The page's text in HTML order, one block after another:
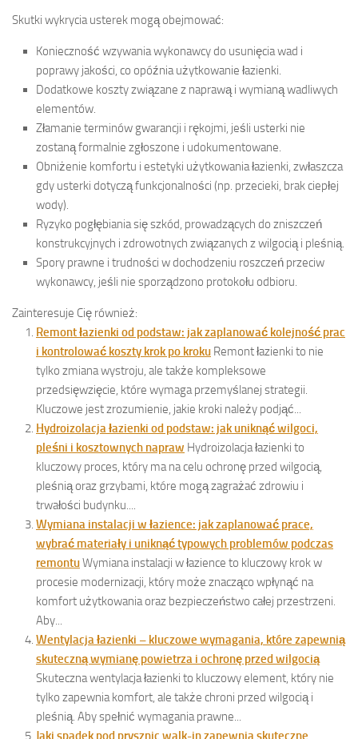
Skutki wykrycia usterek mogą obejmować:
Konieczność wzywania wykonawcy do usunięcia wad i
poprawy jakości, co opóźnia użytkowanie łazienki.
Dodatkowe koszty związane z naprawą i wymianą wadliwych
elementów.
Złamanie terminów gwarancji i rękojmi, jeśli usterki nie
zostaną formalnie zgłoszone i udokumentowane.
Obniżenie komfortu i estetyki użytkowania łazienki, zwłaszcza
gdy usterki dotyczą funkcjonalności (np. przecieki, brak ciepłej
wody).
Ryzyko pogłębiania się szkód, prowadzących do zniszczeń
konstrukcyjnych i zdrowotnych związanych z wilgocią i pleśnią.
Spory prawne i trudności w dochodzeniu roszczeń przeciw
wykonawcy, jeśli nie sporządzono protokołu odbioru.
Zainteresuje Cię również:
Remont łazienki od podstaw: jak zaplanować kolejność prac
i kontrolować koszty krok po kroku Remont łazienki to nie
tylko zmiana wystroju, ale także kompleksowe
przedsięwzięcie, które wymaga przemyślanej strategii.
Kluczowe jest zrozumienie, jakie kroki należy podjąć...
Hydroizolacja łazienki od podstaw: jak uniknąć wilgoci,
pleśni i kosztownych napraw Hydroizolacja łazienki to
kluczowy proces, który ma na celu ochronę przed wilgocią,
pleśnią oraz grzybami, które mogą zagrażać zdrowiu i
trwałości budynku....
Wymiana instalacji w łazience: jak zaplanować prace,
wybrać materiały i uniknąć typowych problemów podczas
remontuWymiana instalacji w łazience to kluczowy krok w
procesie modernizacji, który może znacząco wpłynąć na
komfort użytkowania oraz bezpieczeństwo całej przestrzeni.
Aby...
Wentylacja łazienki – kluczowe wymagania, które zapewnią
skuteczną wymianę powietrza i ochronę przed wilgocią
Skuteczna wentylacja łazienki to kluczowy element, który nie
tylko zapewnia komfort, ale także chroni przed wilgocią i
pleśnią. Aby spełnić wymagania prawne...
Jaki spadek pod prysznic walk-in zapewnia skuteczne